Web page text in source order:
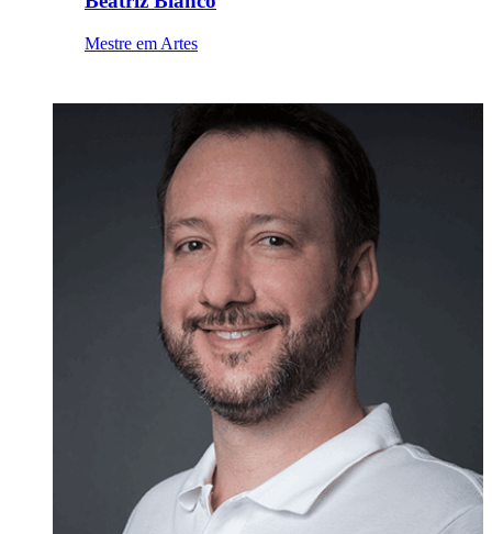
Mestre em Artes